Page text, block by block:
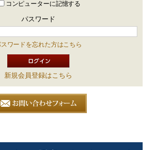
コンピューターに記憶する
パスワード
ワードを忘れた方はこちら
新規会員登録はこちら